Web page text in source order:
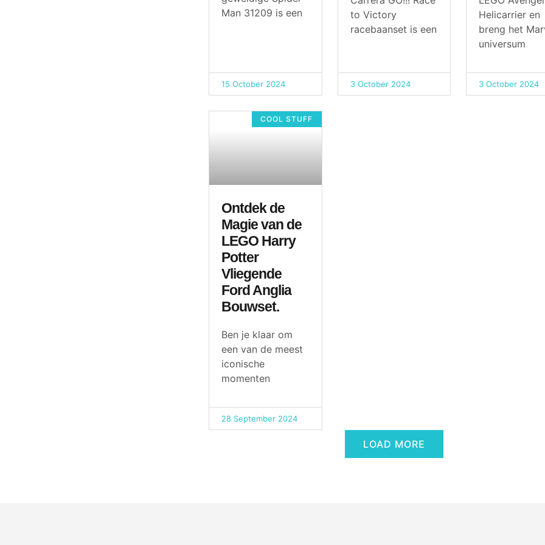
Man 31209 is een
15 October 2024
to Victory
racebaanset is een
3 October 2024
Helicarrier en
breng het
universum
3 October 2024
COOL STUFF
Ontdek de
Magie van de
LEGO Harry
Potter
Vliegende
Ford Anglia
Bouwset.
Ben je klaar om
een van de meest
iconische
momenten
28 September 2024
LOAD MORE